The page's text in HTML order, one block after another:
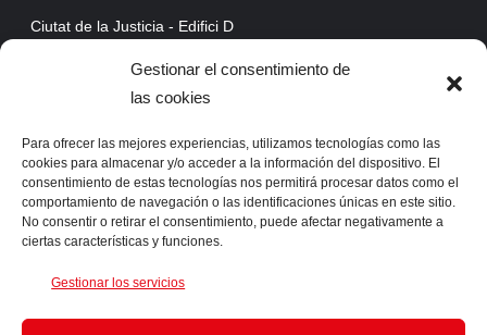
Gestionar el consentimiento de
las cookies
Para ofrecer las mejores experiencias, utilizamos tecnologías como las
cookies para almacenar y/o acceder a la información del dispositivo. El
consentimiento de estas tecnologías nos permitirá procesar datos como el
comportamiento de navegación o las identificaciones únicas en este sitio.
No consentir o retirar el consentimiento, puede afectar negativamente a
ciertas características y funciones.
Gestionar los servicios
Ciutat de la Justicia - Edifici D
Extranet
ProAssist
SSLVPN
CONTACTA CON NOSOTROS